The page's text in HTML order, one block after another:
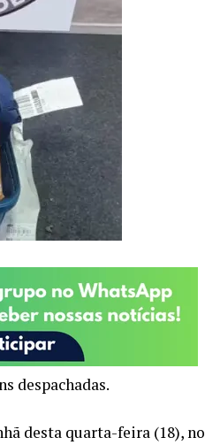
despachadas.
desta quarta-feira (18), no